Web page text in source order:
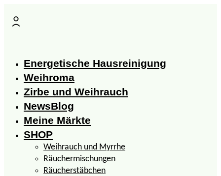
Inhalt
Energetische Hausreinigung
Weihroma
Zirbe und Weihrauch
NewsBlog
Meine Märkte
SHOP
Weihrauch und Myrrhe
Räuchermischungen
Räucherstäbchen